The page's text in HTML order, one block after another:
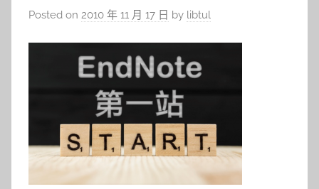
Posted on 2010 年 11 月 17 日 by libtul